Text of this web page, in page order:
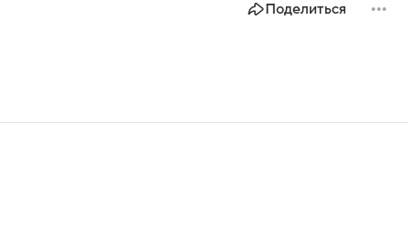
Поделиться